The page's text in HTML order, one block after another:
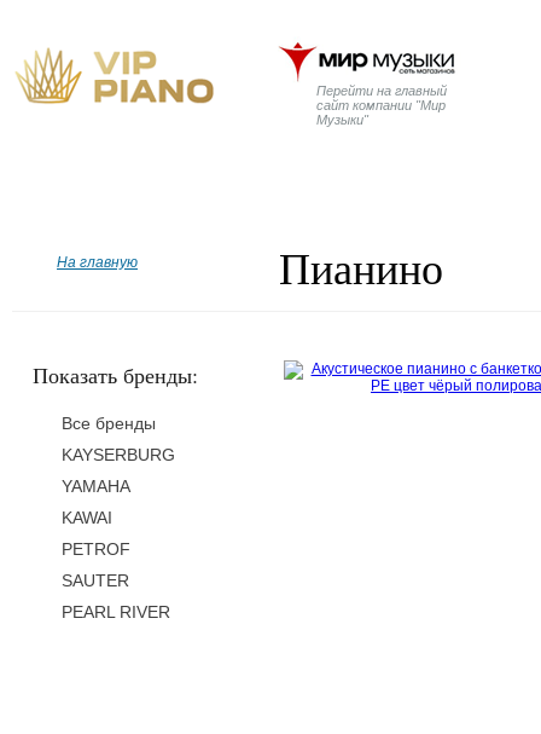
Перейти на главный
сайт компании "Мир
Музыки"
На главную Пианино
Показать бренды:
Все бренды
KAYSERBURG
YAMAHA
KAWAI
PETROF
SAUTER
PEARL RIVER